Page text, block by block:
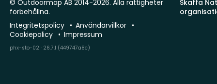
Skaffa
© Outdoormap AB 2014-2026. Alla rättigheter
förbehållna.
Integritetspolicy
Användarvillkor
Cookiepolicy
Impressum
phx-sto-02 · 26.7.1 (449747a8c)